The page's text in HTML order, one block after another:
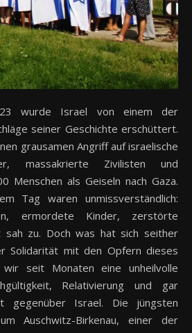
seiner Geschichte erschüttert.
grausamen Angriff auf israelische
massakrierte Zivilisten und
Menschen als Geiseln nach Gaza.
Tag waren unmissverständlich:
ermordete Kinder, zerstörte
sah zu. Doch was hat sich seither
Solidarität mit den Opfern dieses
seit Monaten eine unheilvolle
Relativierung und gar
gegenüber Israel. Die jüngsten
Auschwitz-Birkenau, einer der